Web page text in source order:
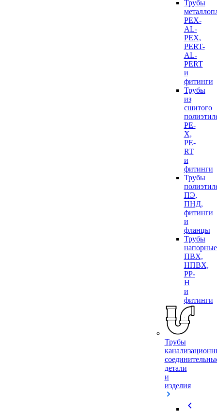
Трубы
PEX-
AL-
PEX,
PERT-
AL-
PERT
и
фитинги
Трубы
из
сшитого
PE-
X,
PE-
RT
и
фитинги
Трубы
ПЭ,
ПНД,
фитинги
и
фланцы
Трубы
напорные
ПВХ,
НПВХ,
PP-
H
и
фитинги
Трубы
детали
и
изделия
chevron_left